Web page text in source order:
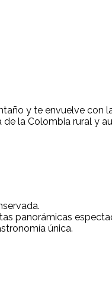
y te envuelve
la Colombia rural y
panorámicas
única.